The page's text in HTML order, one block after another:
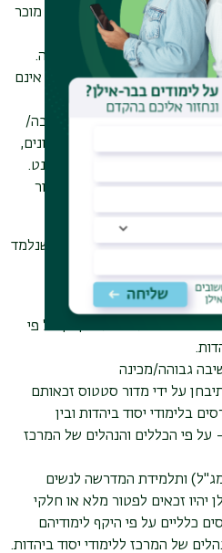
(לבוגרי תואר ראשון ממוסד מוכר
בר אילן לא פחות
אחר יוזנו ללא ציון והם אינם
בר אילן והוכרו כקורסי חובה/
ציוניהם ישוקללו בממוצע הציונים,
לימודים אחרת של הסטודנט.
של קורס חובה שאושר בו פטור
אם קיים ציון נכשל בקורס שנלמד
במסגרת התואר הראשון הן על פי
גבוהה/מכינה
על ידי מדור סטטוס זכאותם
בלימודי יסוד ביהדות ובין
- על פי הכללים והנהלים של המרכז
ותלמידת המדרשה לנשים
יהיו זכאים לפטור מלא או חלקי
כלליים על פי היקף לימודיהם
של המרכז ללימודי יסוד ביהדות.